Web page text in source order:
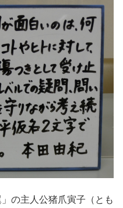
の主人公猪爪寅子（とも